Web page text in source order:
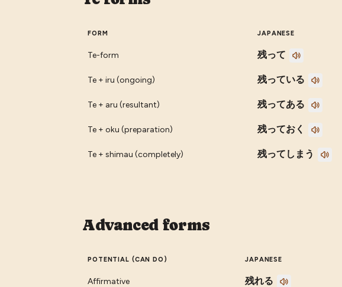
FORM JAPANESE
Te-form 残って
Te + iru (ongoing) 残っている
Te + aru (resultant) 残ってある
Te + oku (preparation) 残っておく
Te + shimau (completely) 残ってしまう
Advanced forms
POTENTIAL (CAN DO) JAPANESE
Affirmative 残れる